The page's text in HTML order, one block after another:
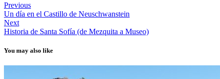
Previous
Un día en el Castillo de Neuschwanstein
Next
Historia de Santa Sofía (de Mezquita a Museo)
You may also like